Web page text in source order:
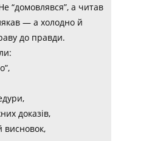
“домовлявся”, а читав
— а холодно й
до правди.
доказів,